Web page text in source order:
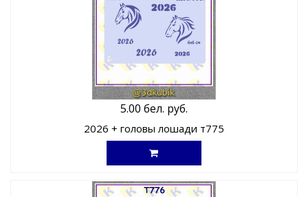
5.00 бел. руб.
2026 + головы лошади т775